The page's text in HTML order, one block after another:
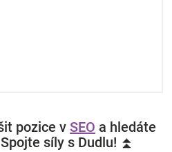
pozice v SEO a hledáte
síly s Dudlu! ⏫